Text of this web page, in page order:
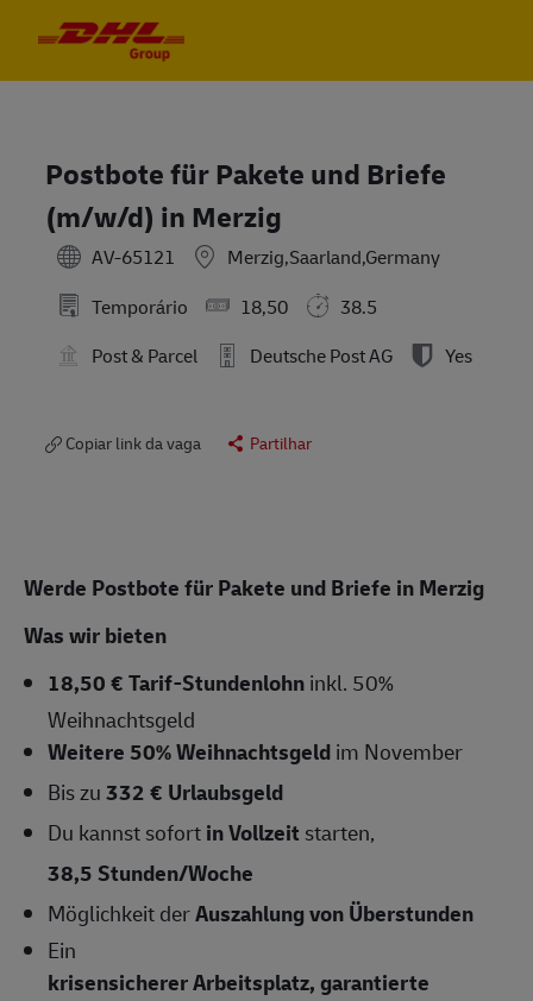
Postbote für Pakete und Briefe
(m/w/d) in Merzig
AV-65121
Merzig,Saarland,Germany
Temporário
18,50
38.5
Post & Parcel
Deutsche Post AG Yes
Copiar link da vaga Partilhar
Werde Postbote für Pakete und Briefe in Merzig
Was wir bieten
18,50 € Tarif-Stundenlohninkl. 50%
Weihnachtsgeld
Weitere 50% Weihnachtsgeldim November
Bis zu332 € Urlaubsgeld
Du kannst sofortin Vollzeit starten,
38,5 Stunden/Woche
Möglichkeit derAuszahlung von Überstunden
Ein
krisensicherer Arbeitsplatz, garantierte